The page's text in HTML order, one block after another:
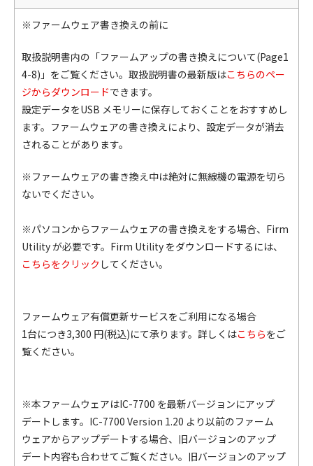
※ファームウェア書き換えの前に
取扱説明書内の「ファームアップの書き換えについて(Page1
4-8)」をご覧ください。取扱説明書の最新版はこちらのペー
ジからダウンロードできます。
設定データをUSB メモリーに保存しておくことをおすすめし
ます。ファームウェアの書き換えにより、設定データが消去
されることがあります。
※ファームウェアの書き換え中は絶対に無線機の電源を切ら
ないでください。
※パソコンからファームウェアの書き換えをする場合、Firm
Utility が必要です。Firm Utility をダウンロードするには、
こちらをクリック してください。
ファームウェア有償更新サービスをご利用になる場合
1台につき3,300 円(税込)にて承ります。詳しくはこちらをご
覧ください。
※本ファームウェアはIC-7700 を最新バージョンにアップ
デートします。IC-7700 Version 1.20 より以前のファーム
ウェアからアップデートする場合、旧バージョンのアップ
デート内容も合わせてご覧ください。旧バージョンのアップ